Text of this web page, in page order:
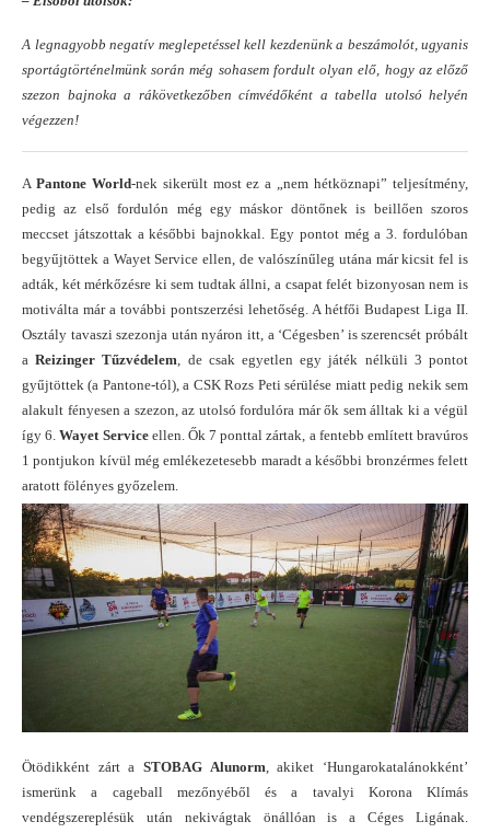
A legnagyobb negatív meglepetéssel kell kezdenünk a beszámolót, ugyanis
sportágtörténelmünk során még sohasem fordult olyan elő, hogy az előző
szezon bajnoka a rákövetkezőben címvédőként a tabella utolsó helyén
végezzen!
A Pantone World-nek sikerült most ez a „nem hétköznapi” teljesítmény,
pedig az első fordulón még egy máskor döntőnek is beillően szoros
meccset játszottak a későbbi bajnokkal. Egy pontot még a 3. fordulóban
begyűjtöttek a Wayet Service ellen, de valószínűleg utána már kicsit fel is
adták, két mérkőzésre ki sem tudtak állni, a csapat felét bizonyosan nem is
motiválta már a további pontszerzési lehetőség. A hétfői Budapest Liga II.
Osztály tavaszi szezonja után nyáron itt, a ‘Cégesben’ is szerencsét próbált
aReizinger Tűzvédelem , de csak egyetlen egy játék nélküli 3 pontot
gyűjtöttek (a Pantone-tól), a CSK Rozs Peti sérülése miatt pedig nekik sem
alakult fényesen a szezon, az utolsó fordulóra már ők sem álltak ki a végül
így 6.Wayet Serviceellen. Ők 7 ponttal zártak, a fentebb említett bravúros
1 pontjukon kívül még emlékezetesebb maradt a későbbi bronzérmes felett
aratott fölényes győzelem.
Ötödikként zárt a STOBAG Alunorm, akiket ‘Hungarokatalánokként’
ismerünk a cageball mezőnyéből és a tavalyi Korona Klímás
vendégszereplésük után nekivágtak önállóan is a Céges Ligának.